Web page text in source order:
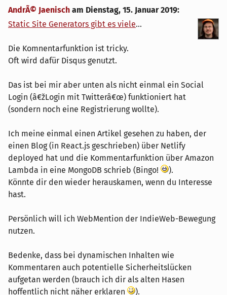
AndrÃ© Jaenisch am Dienstag, 15. Januar 2019:
Static Site Generators gibt es viele...
Die Komnentarfunktion ist tricky.
Oft wird dafür Disqus genutzt.
Das ist bei mir aber unten als nicht einmal ein Social
Login (â€žLogin mit Twitterâ€œ) funktioniert hat
(sondern noch eine Registrierung wollte).
Ich meine einmal einen Artikel gesehen zu haben, der
einen Blog (in React.js geschrieben) über Netlify
deployed hat und die Kommentarfunktion über Amazon
Lambda in eine MongoDB schrieb (Bingo!
).
Könnte dir den wieder herauskamen, wenn du Interesse
hast.
Persönlich will ich WebMention der IndieWeb-Bewegung
nutzen.
Bedenke, dass bei dynamischen Inhalten wie
Kommentaren auch potentielle Sicherheitslücken
aufgetan werden (brauch ich dir als alten Hasen
hoffentlich nicht näher erklaren
).